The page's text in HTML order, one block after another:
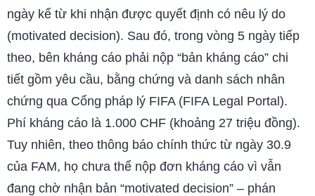
ngày kể từ khi nhận được quyết định có nêu lý do
(motivated decision). Sau đó, trong vòng 5 ngày tiếp
theo, bên kháng cáo phải nộp “bản kháng cáo” chi
tiết gồm yêu cầu, bằng chứng và danh sách nhân
chứng qua Cổng pháp lý FIFA (FIFA Legal Portal).
Phí kháng cáo là 1.000 CHF (khoảng 27 triệu đồng).
Tuy nhiên, theo thông báo chính thức từ ngày 30.9
của FAM, họ chưa thể nộp đơn kháng cáo vì vẫn
đang chờ nhận bản “motivated decision” – phán